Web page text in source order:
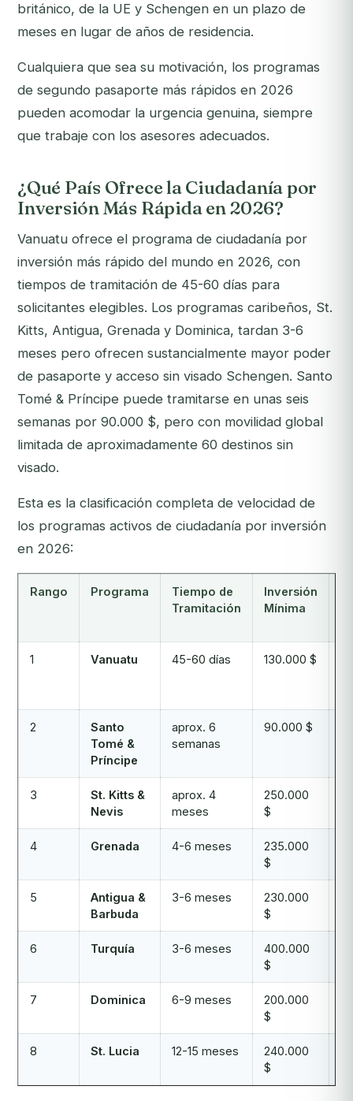
británico, de la UE y Schengen en un plazo de
meses en lugar de años de residencia.
Cualquiera que sea su motivación, los programas
de segundo pasaporte más rápidos en 2026
pueden acomodar la urgencia genuina, siempre
que trabaje con los asesores adecuados.
¿Qué País Ofrece la Ciudadanía por
Inversión Más Rápida en 2026?
Vanuatu ofrece el programa de ciudadanía por
inversión más rápido del mundo en 2026, con
tiempos de tramitación de 45-60 días para
solicitantes elegibles. Los programas caribeños, St.
Kitts, Antigua, Grenada y Dominica, tardan 3-6
meses pero ofrecen sustancialmente mayor poder
de pasaporte y acceso sin visado Schengen. Santo
Tomé & Príncipe puede tramitarse en unas seis
semanas por 90.000 $, pero con movilidad global
limitada de aproximadamente 60 destinos sin
visado.
Esta es la clasificación completa de velocidad de
los programas activos de ciudadanía por inversión
en 2026:
Rango Programa
Tiempo de
Tramitación
Inversión
Mínima
1 Vanuatu 45-60 días 130.000 $
2
Santo
Tomé &
Príncipe
aprox. 6
semanas
90.000 $
3
St. Kitts &
Nevis
aprox. 4
meses
250.000
$
4 Grenada 4-6 meses
235.000
$
5
Antigua &
Barbuda
3-6 meses
230.000
$
6 Turquía 3-6 meses
400.000
$
7 Dominica 6-9 meses
200.000
$
8 St. Lucia 12-15 meses
240.000
$